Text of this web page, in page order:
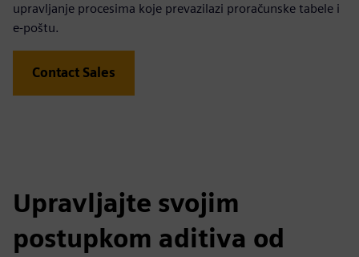
upravljanje procesima koje prevazilazi proračunske tabele i
e-poštu.
Contact Sales
Upravljajte svojim
postupkom aditiva od